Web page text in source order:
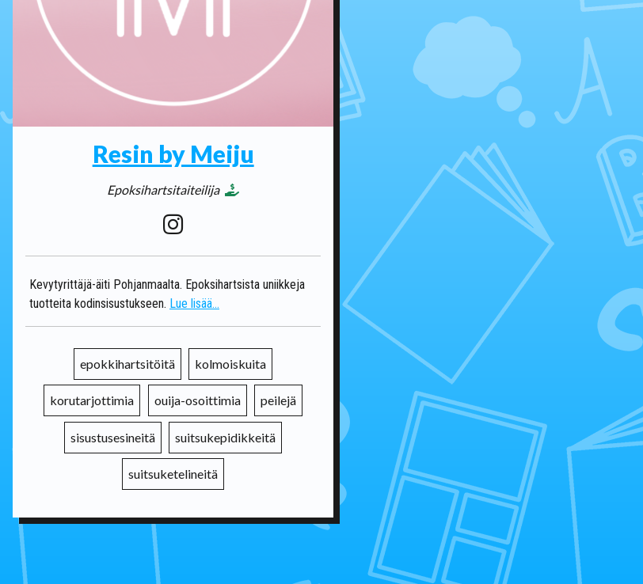
Resin by Meiju
Epoksihartsitaiteilija
Kevytyrittäjä-äiti Pohjanmaalta. Epoksihartsista uniikkeja
tuotteita kodinsisustukseen. Lue lisää...
epokkihartsitöitä kolmoiskuita
korutarjottimia ouija-osoittimia peilejä
sisustusesineitä suitsukepidikkeitä
suitsuketelineitä